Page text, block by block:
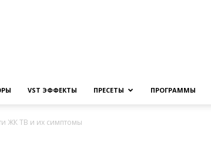
VST ЭФФЕКТЫ ПРЕСЕТЫ ПРОГРАММЫ
ЖК ТВ и их симптомы